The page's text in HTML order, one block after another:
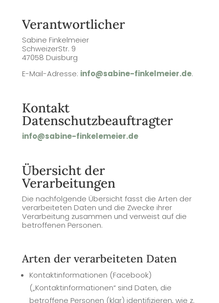
Verantwortlicher
Sabine Finkelmeier
SchweizerStr. 9
47058 Duisburg
E-Mail-Adresse: info@sabine-finkelmeier.de.
Kontakt
Datenschutzbeauftragter
info@sabine-finkelemeier.de
Übersicht der
Verarbeitungen
Die nachfolgende Übersicht fasst die Arten der
verarbeiteten Daten und die Zwecke ihrer
Verarbeitung zusammen und verweist auf die
betroffenen Personen.
Arten der verarbeiteten Daten
Kontaktinformationen (Facebook)
(„Kontaktinformationen“ sind Daten, die
betroffene Personen (klar) identifizieren, wie z.